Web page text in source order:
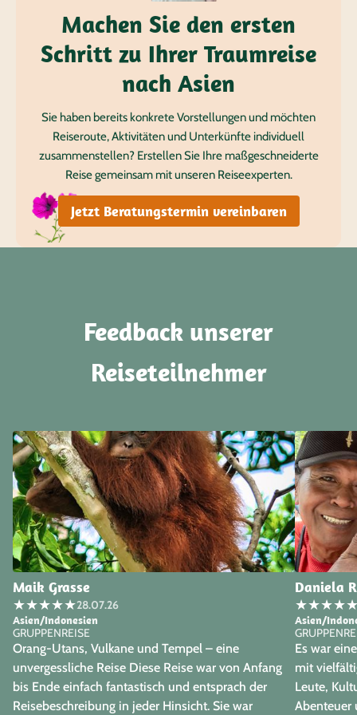
Machen Sie den ersten
Schritt zu Ihrer Traumreise
nach Asien
Sie haben bereits konkrete Vorstellungen und möchten
Reiseroute, Aktivitäten und Unterkünfte individuell
zusammenstellen? Erstellen Sie Ihre maßgeschneiderte
Reise gemeinsam mit unseren Reiseexperten.
Jetzt Beratungstermin vereinbaren
Feedback unserer
Reiseteilnehmer
Maik Grasse
★★★★★28.07.26
Asien/Indonesien
GRUPPENREISE
Orang-Utans, Vulkane und Tempel – eine
unvergessliche Reise Diese Reise war von Anfang
bis Ende einfach fantastisch und entsprach der
Reisebeschreibung in jeder Hinsicht. Sie war
Daniela
★★★★
Asien/
Es war
mit
Leute,
Abenteuer